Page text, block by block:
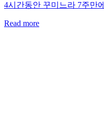
4시간동안 꾸미느라 7주만에
Read more